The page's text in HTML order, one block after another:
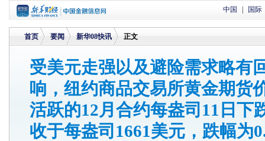
中国 国际
首页
>
要闻
>
新华08快讯
>
正文
受美元走强以及避险需求略有
响，纽约商品交易所黄金期货
活跃的12月合约每盎司11日下
收于每盎司1661美元，跌幅为